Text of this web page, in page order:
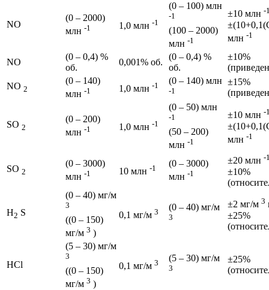
NO
(0 – 2000)
млн -1 1,0 млн -1
(0 – 100) млн
-1
(100 – 2000)
млн -1
±10 млн -
млн -1
NO
(0 – 0,4) %
об.
0,001% об.
(0 – 0,4) %
об.
±10%
NO 2
(0 – 140)
млн -1 1,0 млн -1 (0 – 140) млн
-1
±15%
SO 2
(0 – 200)
млн -1 1,0 млн -1
(0 – 50) млн
-1
(50 – 200)
млн -1
±10 млн -
млн -1
SO 2
(0 – 3000)
млн -1 10 млн -1
(0 – 3000)
млн -1
±20 млн -
±10%
H2 S
(0 – 40) мг/м
3
((0 – 150)
мг/м 3 )
0,1 мг/м 3 (0 – 40) мг/м
3
±2 мг/м 3
±25%
HCl
(5 – 30) мг/м
3
((0 – 150)
мг/м 3 )
0,1 мг/м 3 (5 – 30) мг/м
3
±25%